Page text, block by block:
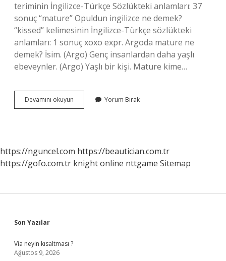
teriminin İngilizce-Türkçe Sözlükteki anlamları: 37
sonuç “mature” Opuldun ingilizce ne demek?
“kissed” kelimesinin İngilizce-Türkçe sözlükteki
anlamları: 1 sonuç xoxo expr. Argoda mature ne
demek? İsim. (Argo) Genç insanlardan daha yaşlı
ebeveynler. (Argo) Yaşlı bir kişi. Mature kime…
Devamını okuyun
Ne
Yorum Bırak
https://nguncel.com https://beautician.com.tr
https://gofo.com.tr knight online nttgame Sitemap
Sidebar
Son Yazılar
Via neyin kısaltması ?
Ağustos 9, 2026